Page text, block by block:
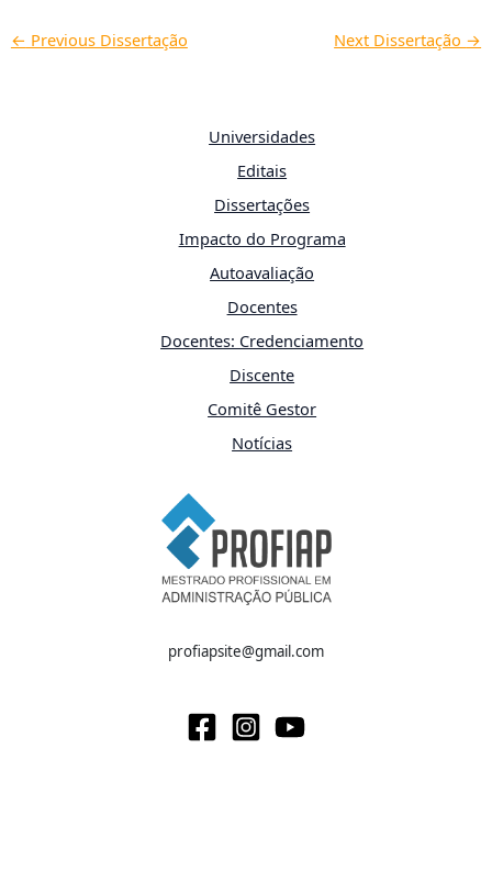
← Previous Dissertação Next Dissertação →
Universidades
Editais
Dissertações
Impacto do Programa
Autoavaliação
Docentes
Docentes: Credenciamento
Discente
Comitê Gestor
Notícias
profiapsite@gmail.com